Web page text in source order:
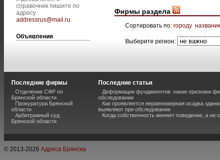
справочник пишите по
адресу
addressrus@mail.ru.
Объявления
Фирмы раздела
Сортировать по: городу
Выберите регион:
Последние фирмы
Отделение СФР по
Брянской области
Прокуратура Брянской
области
Арбитражный суд
Брянской области
Последние статьи
Деформации фундаментов: какие признаки
обследовании
Как проявляется неравномерная осадка
выявляют при обследовании
Когда собственность меняет поведение, а не
© 2013-2026 Адреса Брянска